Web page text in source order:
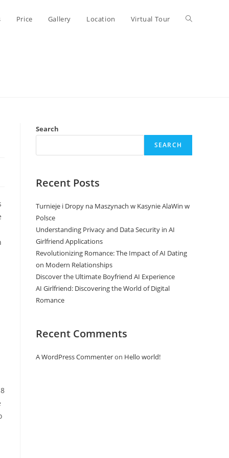
Price Gallery Location Virtual Tour Toggle
Search
SEARCH
Recent Posts
Turnieje i Dropy na Maszynach w Kasynie AlaWin w
Polsce
Understanding Privacy and Data Security in AI
Girlfriend Applications
Revolutionizing Romance: The Impact of AI Dating
on Modern Relationships
Discover the Ultimate Boyfriend AI Experience
AI Girlfriend: Discovering the World of Digital
Romance
Recent Comments
A WordPress Commenteron Hello world!